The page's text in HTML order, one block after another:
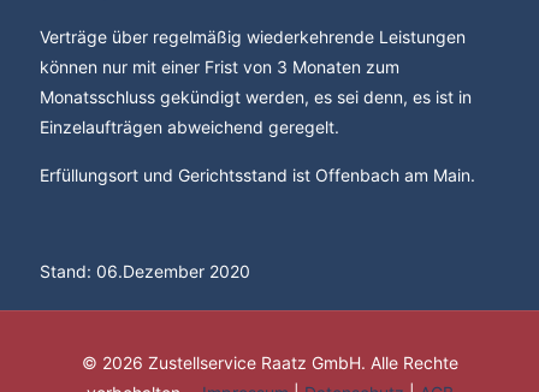
Verträge über regelmäßig wiederkehrende Leistungen
können nur mit einer Frist von 3 Monaten zum
Monatsschluss gekündigt werden, es sei denn, es ist in
Einzelaufträgen abweichend geregelt.
Erfüllungsort und Gerichtsstand ist Offenbach am Main.
Stand: 06.Dezember 2020
© 2026 Zustellservice Raatz GmbH. Alle Rechte